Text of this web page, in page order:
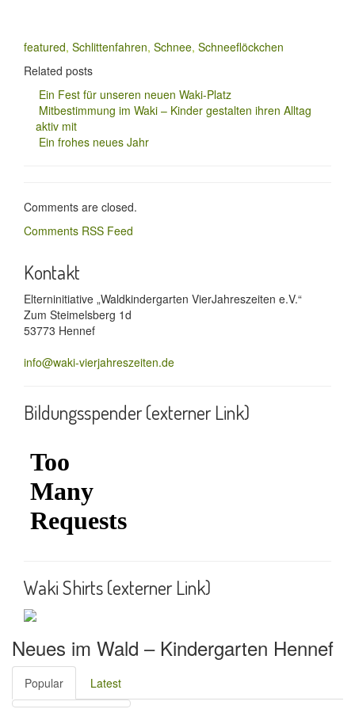
featured, Schlittenfahren, Schnee, Schneeflöckchen
Related posts
Ein Fest für unseren neuen Waki-Platz
Mitbestimmung im Waki – Kinder gestalten ihren Alltag
aktiv mit
Ein frohes neues Jahr
Comments are closed.
Comments RSS Feed
Kontakt
Elterninitiative „Waldkindergarten VierJahreszeiten e.V.“
Zum Steimelsberg 1d
53773 Hennef
info@waki-vierjahreszeiten.de
Bildungsspender (externer Link)
Waki Shirts (externer Link)
Neues im Wald – Kindergarten Hennef
Popular Latest